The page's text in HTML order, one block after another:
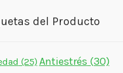
del Producto
(25) Antiestrés (30)